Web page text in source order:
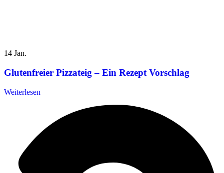
14 Jan.
Glutenfreier Pizzateig – Ein Rezept Vorschlag
Weiterlesen